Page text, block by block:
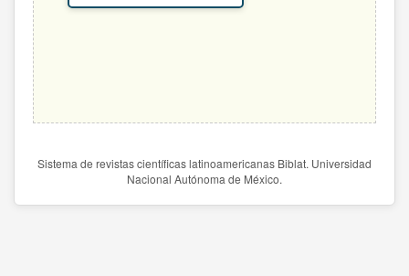
Sistema de revistas científicas latinoamericanas Biblat. Universidad
Nacional Autónoma de México.